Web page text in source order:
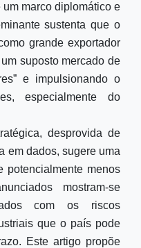
marco diplomático e
sustenta que o
grande exportador
suposto mercado de
e impulsionando o
especialmente do
desprovida de
em dados, sugere uma
menos
mostram-se
com os riscos
que o país pode
Este artigo propõe